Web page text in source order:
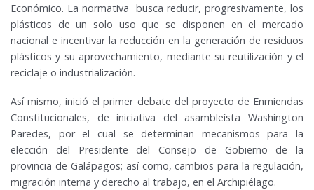
Económico. La normativa busca reducir, progresivamente, los
plásticos de un solo uso que se disponen en el mercado
nacional e incentivar la reducción en la generación de residuos
plásticos y su aprovechamiento, mediante su reutilización y el
reciclaje o industrialización.
Así mismo, inició el primer debate del proyecto de Enmiendas
Constitucionales, de iniciativa del asambleísta Washington
Paredes, por el cual se determinan mecanismos para la
elección del Presidente del Consejo de Gobierno de la
provincia de Galápagos; así como, cambios para la regulación,
migración interna y derecho al trabajo, en el Archipiélago.